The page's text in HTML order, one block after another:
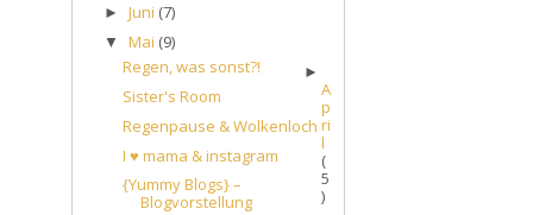
► Juni (7)
▼ Mai (9)
Regen, was sonst?!
Sister's Room
Regenpause & Wolkenloch
I ♥ mama & instagram
{Yummy Blogs} –
Blogvorstellung
►
A
p
ri
l
(
5
)